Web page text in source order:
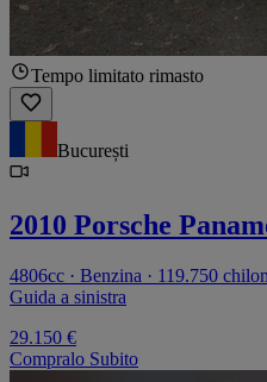
Tempo limitato rimasto
București
2010 Porsche
4806cc · Benzina · 119.750
Guida a sinistra
29.150 €
Compralo Subito